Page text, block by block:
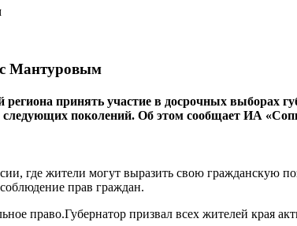
с Мантуровым
принять участие в досрочных выборах
следующих поколений. Об этом сообщает ИА
где жители могут выразить свою гражданскую
прав граждан.
право.Губернатор призвал всех жителей края